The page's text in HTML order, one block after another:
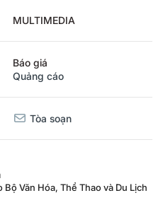
MULTIMEDIA
Báo giá
Quảng cáo
Tòa soạn
Văn Hóa, Thể Thao và Du Lịch